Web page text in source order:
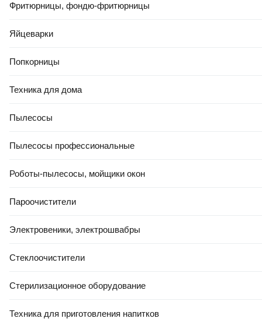
Фритюрницы, фондю-фритюрницы
Яйцеварки
Попкорницы
Техника для дома
Пылесосы
Пылесосы профессиональные
Роботы-пылесосы, мойщики окон
Пароочистители
Электровеники, электрошвабры
Стеклоочистители
Стерилизационное оборудование
Техника для приготовления напитков